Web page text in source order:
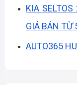
KIA
GIÁ BÁN TỪ
AUTO365